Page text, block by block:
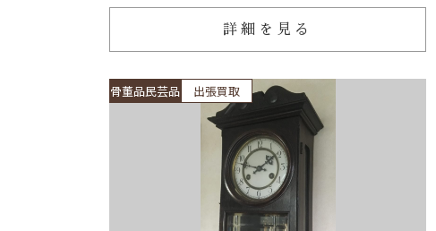
詳細を見る
骨董品民芸品 出張買取